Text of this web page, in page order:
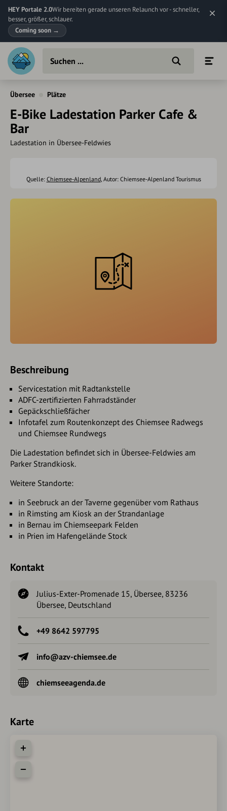
HEY Portale 2.0Wir bereiten gerade unseren Relaunch vor - schneller,
besser, größer, schlauer.
Coming soon →
Übersee Plätze
E-Bike Ladestation Parker Cafe &
Bar
Ladestation in Übersee-Feldwies
Quelle: Chiemsee-Alpenland, Autor: Chiemsee-Alpenland Tourismus
Beschreibung
Servicestation mit Radtankstelle
ADFC-zertifizierten Fahrradständer
Gepäckschließfächer
Infotafel zum Routenkonzept des Chiemsee Radwegs
und Chiemsee Rundwegs
Die Ladestation befindet sich in Übersee-Feldwies am
Parker Strandkiosk.
Weitere Standorte:
in Seebruck an der Taverne gegenüber vom Rathaus
in Rimsting am Kiosk an der Strandanlage
in Bernau im Chiemseepark Felden
in Prien im Hafengelände Stock
Kontakt
Julius-Exter-Promenade 15, Übersee, 83236
Übersee, Deutschland
+49 8642 597795
info@azv-chiemsee.de
chiemseeagenda.de
Karte